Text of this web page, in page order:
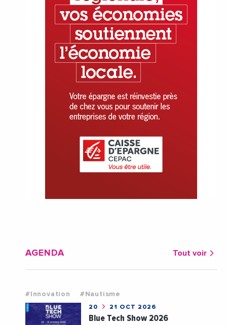
AGENDA Tout voir
#Innovation #Nautisme
20 21 OCT 2026
Blue Tech Show 2026